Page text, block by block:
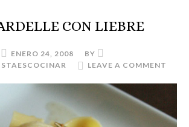
CON LIEBRE
ENERO 24, 2008
BY
LEAVE A COMMENT